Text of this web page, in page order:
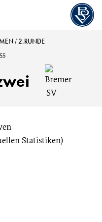
/2.RUNDE
Statistiken)